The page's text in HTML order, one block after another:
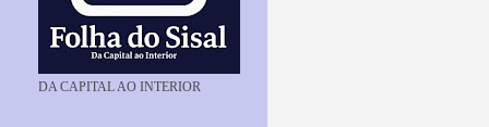
DA CAPITAL AO INTERIOR